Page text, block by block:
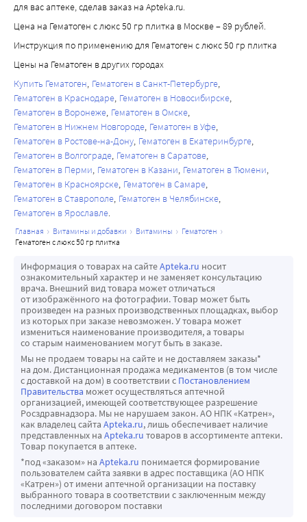
для вас аптеке, сделав заказ на Apteka.ru.
Цена на Гематоген с люкс 50 гр плитка в Москве – 89 рублей.
Инструкция по применению для Гематоген с люкс 50 гр плитка
Цены на Гематоген в других городах
Купить Гематоген Гематоген в Санкт-Петербурге
Гематоген в Краснодаре Гематоген в Новосибирске
Гематоген в Воронеже Гематоген в Омске
Гематоген в Нижнем Новгороде Гематоген в Уфе
Гематоген в Ростове-на-Дону Гематоген в Екатеринбурге
Гематоген в Волгограде Гематоген в Саратове
Гематоген в Перми Гематоген в Казани Гематоген в Тюмени
Гематоген в Красноярске Гематоген в Самаре
Гематоген в Ставрополе Гематоген в Челябинске
Гематоген в Ярославле
главная витамины и добавки витамины
гематоген
гематоген с люкс 50 гр плитка
Информация о товарах на сайтеApteka.ru носит
ознакомительный характер и не заменяет консультацию
врача. Внешний вид товара может отличаться
от изображённого на фотографии. Товар может быть
произведен на разных производственных площадках, выбор
из которых при заказе невозможен. У товара может
измениться наименование производителя, а товары
со старым наименованием могут быть в заказе.
Мы не продаем товары на сайте и не доставляем заказы*
на дом. Дистанционная продажа медикаментов (в том числе
с доставкой на дом) в соответствии с Постановлением
Правительства может осуществляться аптечной
организацией, имеющей соответствующее разрешение
Росздравнадзора. Мы не нарушаем закон. АО НПК «Катрен»,
как владелец сайта Apteka.ru, лишь обеспечивает наличие
представленных на Apteka.ru товаров в ассортименте аптеки.
Товар покупается в аптеке.
*под «заказом» на Apteka.ru понимается формирование
пользователем сайта заявки в адрес поставщика (АО НПК
«Катрен») от имени аптечной организации на поставку
выбранного товара в соответствии с заключенным между
последними договором поставки